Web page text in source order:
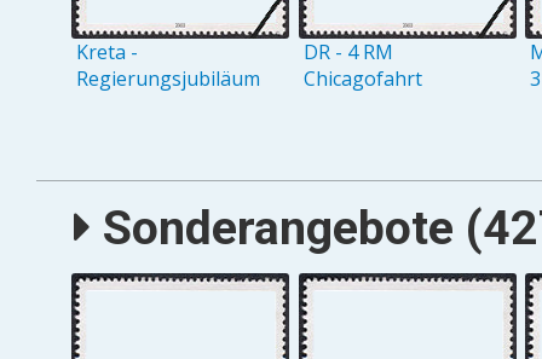
Kreta -
Regierungsjubiläum
DR - 4 RM
Chicagofahrt
Sonderangebote